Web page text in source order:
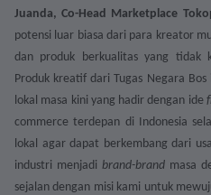
Juanda, Co-Head Marketplace
potensi luar biasa dari para kreator
dan produk berkualitas yang tidak
Produk kreatif dari Tugas Negara
lokal masa kini yang hadir dengan ide
commerce terdepan di Indonesia
lokal agar dapat berkembang dari
industri menjadi brand-brandmasa
sejalan dengan misi kami untuk